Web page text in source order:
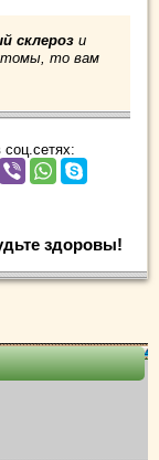
склероз и
то вам
здоровы!